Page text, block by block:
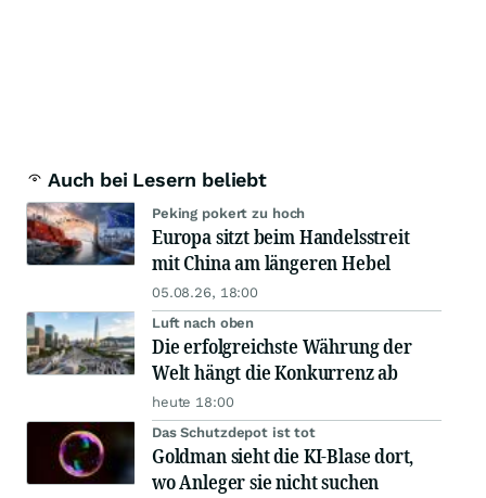
Auch bei Lesern beliebt
Peking pokert zu hoch
Europa sitzt beim Handelsstreit
mit China am längeren Hebel
05.08.26, 18:00
Luft nach oben
Die erfolgreichste Währung der
Welt hängt die Konkurrenz ab
heute 18:00
Das Schutzdepot ist tot
Goldman sieht die KI-Blase dort,
wo Anleger sie nicht suchen